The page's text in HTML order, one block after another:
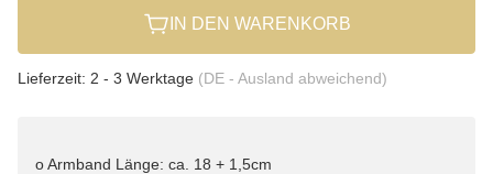
IN DEN WARENKORB
Lieferzeit: 2 - 3 Werktage (DE - Ausland abweichend)
o Armband Länge: ca. 18 + 1,5cm